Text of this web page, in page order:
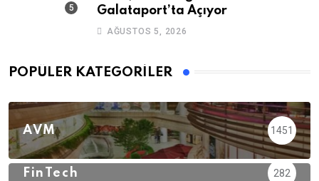
Galataport’ta Açıyor
AĞUSTOS 5, 2026
POPÜLER KATEGORILER
AVM 1451
FinTech 282